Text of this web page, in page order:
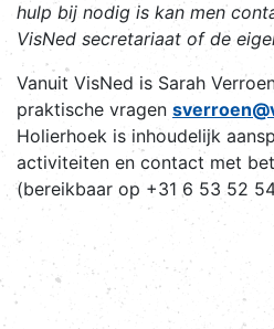
hulp bij nodig is kan men
VisNed secretariaat of de
Vanuit VisNed is Sarah
praktische vragen
Holierhoek is inhoudelijk
activiteiten en contact met
(bereikbaar op +31 6 53 52